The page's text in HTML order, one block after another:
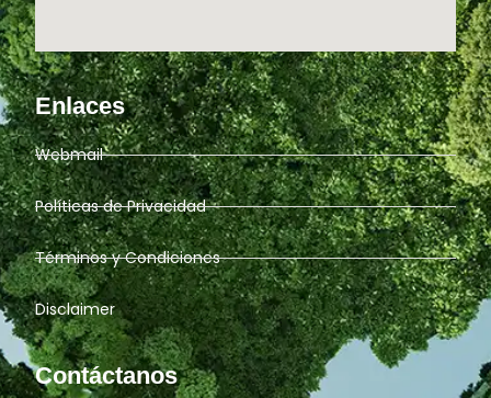
Enlaces
Webmail
Políticas de Privacidad
Términos y Condiciones
Disclaimer
Contáctanos